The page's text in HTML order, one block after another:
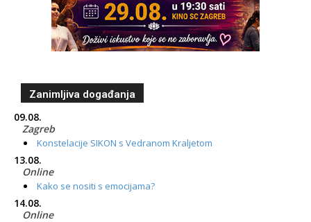
Zanimljiva događanja
09.08.
Zagreb
Konstelacije SIKON s Vedranom Kraljetom
13.08.
Online
Kako se nositi s emocijama?
14.08.
Online